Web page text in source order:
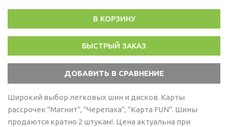
В КОРЗИНУ
БЫСТРЫЙ ЗАКАЗ
Широкий выбор легковых шин и дисков. Карты
рассрочек "Магнит", "Черепаха", "Карта FUN". Шины
продаются кратно 2 штукам!. Цена актуальна при